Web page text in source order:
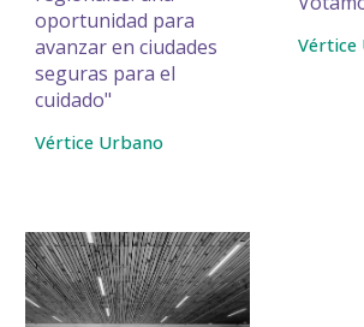
oportunidad para
avanzar en ciudades
seguras para el
cuidado"
Vértice Urbano
Vértice